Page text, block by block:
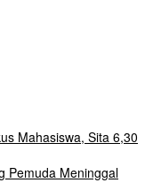
Mahasiswa, Sita 6,30
Pemuda Meninggal